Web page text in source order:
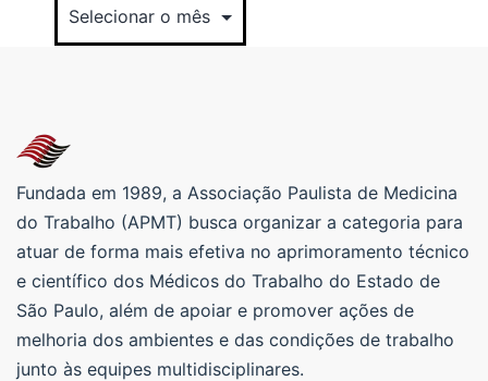
Fundada em 1989, a Associação Paulista de Medicina
do Trabalho (APMT) busca organizar a categoria para
atuar de forma mais efetiva no aprimoramento técnico
e científico dos Médicos do Trabalho do Estado de
São Paulo, além de apoiar e promover ações de
melhoria dos ambientes e das condições de trabalho
junto às equipes multidisciplinares.